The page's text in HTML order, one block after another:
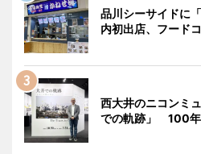
品川シーサイドに
内初出店、フード
西大井のニコンミ
での軌跡」 100年